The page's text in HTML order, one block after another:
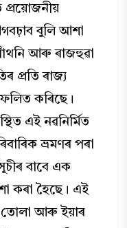
প্ৰয়োজনীয়
বুলি আশা
আৰু ৰাজহুৱা
প্ৰতি ৰাজ্য
কৰিছে।
এই নৱনিৰ্মিত
ভ্ৰমণৰ পৰা
বাবে এক
কৰা হৈছে। এই
তোলা আৰু ইয়াৰ